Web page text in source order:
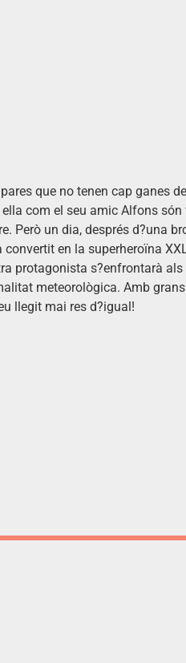
que no tenen cap ganes
com el seu amic Alfons
Però un dia, després d?una
en la superheroïna
protagonista s?enfrontarà
meteorològica. Amb
llegit mai res d?igual!